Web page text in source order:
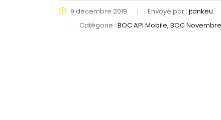
9 décembre 2019 Envoyé par : jtankeu
Catégorie : BOC API Mobile, BOC